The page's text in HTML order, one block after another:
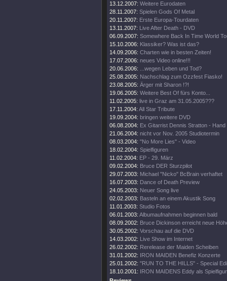
13.12.2007: Weitere Eurodaten
28.11.2007: Spielen Gods Of Metal
20.11.2007: Erste Europa-Tourdaten
13.11.2007: Live After Death - DVD
06.09.2007: Somewhere Back In Time World
15.10.2006: Klassiker? Was ist das?
14.09.2006: Charten wie in besten Zeiten!
17.07.2006: neues Video online!!!
20.06.2006:
...wegen Leben und Tod?
25.08.2005: Nachschlag zum Ozzfest Fiasko!
23.08.2005: Ärger mit Sharon !?!
19.06.2005: Weitere Best Of fürs Konto...
11.02.2005: live in Graz am 31.05.2005???
17.11.2004: All Star Tribute
19.09.2004: bringen weitere DVD
06.08.2004: Ex Gitarrist Dennis Stratton -
21.06.2004: nicht vor Nov. 2005 Studiotermin
08.03.2004: "No More Lies" - Video
18.02.2004: Spielfiguren
11.02.2004: EP - 29. März
09.02.2004: Bruce DER Sturzpilot
29.07.2003: Michael "Nicko" BcBrain verhaftet
16.07.2003: Dance of Death Preview
24.05.2003: Neuer Song live
02.02.2003: Basteln an einem Akustik Song
11.01.2003: Studio Fotos
06.01.2003: Albumaufnahmen beginnen bald
08.09.2002: Bruce Dickinson erreicht neue
30.05.2002: Vorschau auf die DVD
14.03.2002: Live Show im Internet
26.02.2002: Rerelease der Maiden Scheiben
31.01.2002: IRON MAIDEN Benefiz Konzerte
25.01.2002: "RUN TO THE HILLS" - Special
18.10.2001: IRON MAIDENS Eddy als Spielfigur